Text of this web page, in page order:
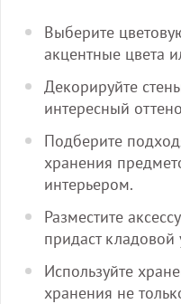
Выберите
акцентные цвета
Декорируйте
интересный
Подберите
хранения
интерьером.
Разместите
придаст кладовой
Используйте
хранения не